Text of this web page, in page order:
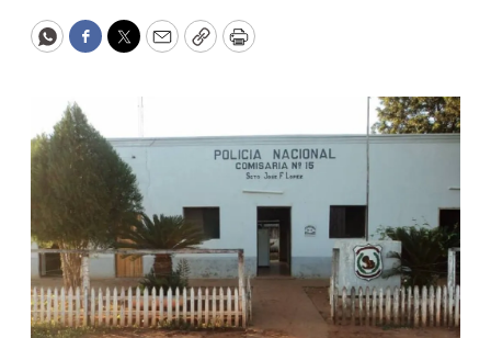
WhatsApp
Facebook
Twitter
EmailCopyPrint